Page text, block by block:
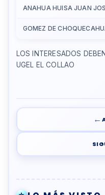
ANAHUA HUISA JUAN
GOMEZ DE
LOS INTERESADOS
UGEL EL COLLAO
←